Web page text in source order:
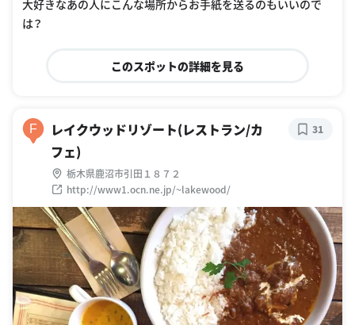
大好きなあの人にこんな場所からお手紙を送るのもいいので
は？
このスポットの詳細を見る
F
レイクウッドリゾート(レストラン/カ
フェ)
栃木県鹿沼市引田１８７２
http://www1.ocn.ne.jp/~lakewood/
31